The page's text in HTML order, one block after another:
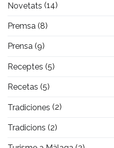
Novetats (14)
Premsa (8)
Prensa (9)
Receptes (5)
Recetas (5)
Tradiciones (2)
Tradicions (2)